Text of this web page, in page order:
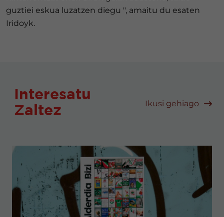
guztiei eskua luzatzen diegu ", amaitu du esaten
Iridoyk.
Interesatu
Zaitez
Ikusi gehiago